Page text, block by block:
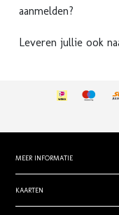
aanmelden?
Leveren jullie ook
MEER INFORMATIE
Papiersoorten
Levertijden
KAARTEN